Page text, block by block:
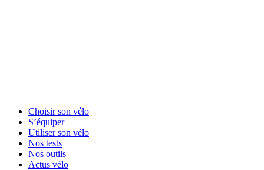
Choisir son vélo
S’équiper
Utiliser son vélo
Nos tests
Nos outils
Actus vélo